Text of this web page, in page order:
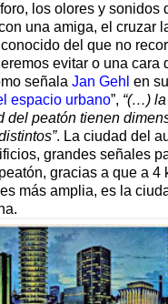
los olores y sonidos
una amiga, el cruzar
del que no
evitar o una cara
señala Jan Gehl en
espacio urbano”, “(…)
del peatón tienen
. La ciudad del
grandes señales
gracias a que a 4
más amplia, es la